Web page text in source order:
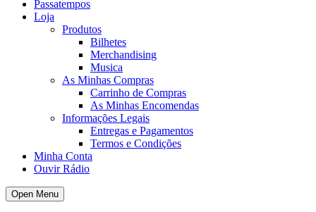
Passatempos
Loja
Produtos
Bilhetes
Merchandising
Musica
As Minhas Compras
Carrinho de Compras
As Minhas Encomendas
Informações Legais
Entregas e Pagamentos
Termos e Condições
Minha Conta
Ouvir Rádio
Open Menu